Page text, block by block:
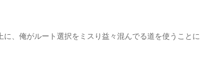
、俺がルート選択をミスり益々混んでる道を使うことに